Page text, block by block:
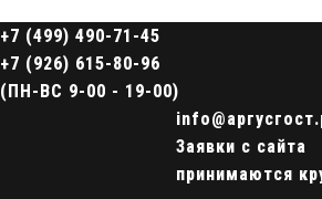
+7 (499) 490-71-45
+7 (926) 615-80-96
(ПН-ВС 9-00 - 19-00)
Заявки с сайта
принимаются